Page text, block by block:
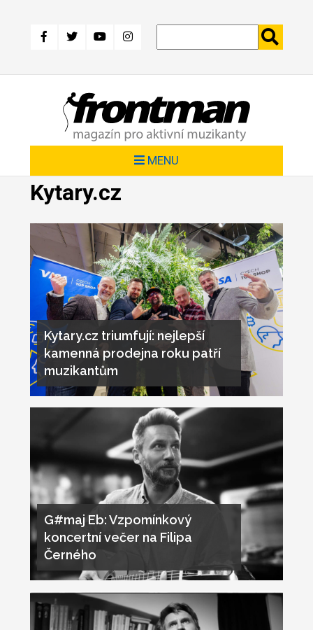
hlavnímu
MENU
Kytary.cz
Kytary.cz triumfují: nejlepší
kamenná prodejna roku patří
muzikantům
G#maj Eb: Vzpomínkový
koncertní večer na Filipa
Černého